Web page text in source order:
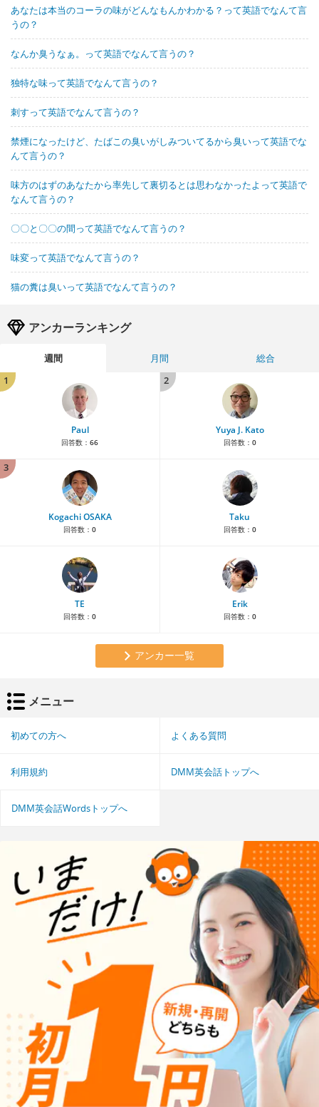
あなたは本当のコーラの味がどんなもんかわかる？って英語でなんて言
うの？
なんか臭うなぁ。って英語でなんて言うの？
独特な味って英語でなんて言うの？
刺すって英語でなんて言うの？
禁煙になったけど、たばこの臭いがしみついてるから臭いって英語でな
んて言うの？
味方のはずのあなたから率先して裏切るとは思わなかったよって英語で
なんて言うの？
〇〇と〇〇の間って英語でなんて言うの？
味変って英語でなんて言うの？
猫の糞は臭いって英語でなんて言うの？
アンカーランキング
週間 月間
総合
1
Paul
回答数： 66
2
Yuya J. Kato
回答数： 0
3
Kogachi OSAKA
回答数： 0
Taku
回答数： 0
TE
回答数： 0
Erik
回答数： 0
アンカー一覧
メニュー
初めての方へ よくある質問
利用規約 DMM英会話トップへ
DMM英会話Wordsトップへ